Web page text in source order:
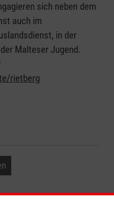
sich neben dem
auch im
in der
Malteser Jugend.
rietberg